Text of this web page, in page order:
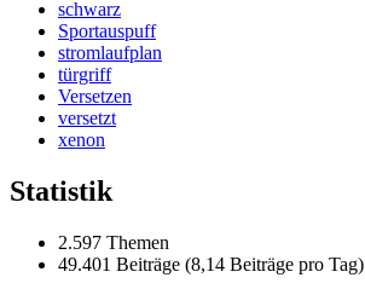
schwarz
Sportauspuff
stromlaufplan
türgriff
Versetzen
versetzt
xenon
Statistik
2.597 Themen
49.401 Beiträge (8,14 Beiträge pro Tag)